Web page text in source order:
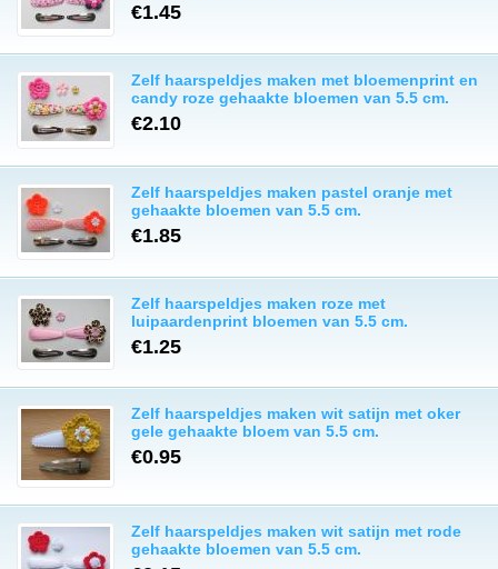
€1.45
Zelf haarspeldjes maken met bloemenprint en
candy roze gehaakte bloemen van 5.5 cm.
€2.10
Zelf haarspeldjes maken pastel oranje met
gehaakte bloemen van 5.5 cm.
€1.85
Zelf haarspeldjes maken roze met
luipaardenprint bloemen van 5.5 cm.
€1.25
Zelf haarspeldjes maken wit satijn met oker
gele gehaakte bloem van 5.5 cm.
€0.95
Zelf haarspeldjes maken wit satijn met rode
gehaakte bloemen van 5.5 cm.